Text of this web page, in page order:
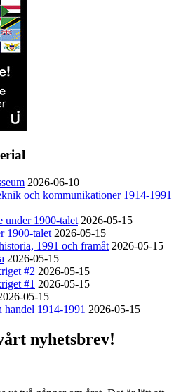
2026-06-10
och kommunikationer 1914-1991
under 1900-talet 2026-05-15
1900-talet 2026-05-15
1991 och framåt 2026-05-15
2026-05-15
#2 2026-05-15
#1 2026-05-15
05-15
1914-1991 2026-05-15
nyhetsbrev!